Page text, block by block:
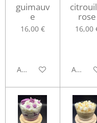
guimauv
e
16,00 €
Ajouter au panier
rose
16,00